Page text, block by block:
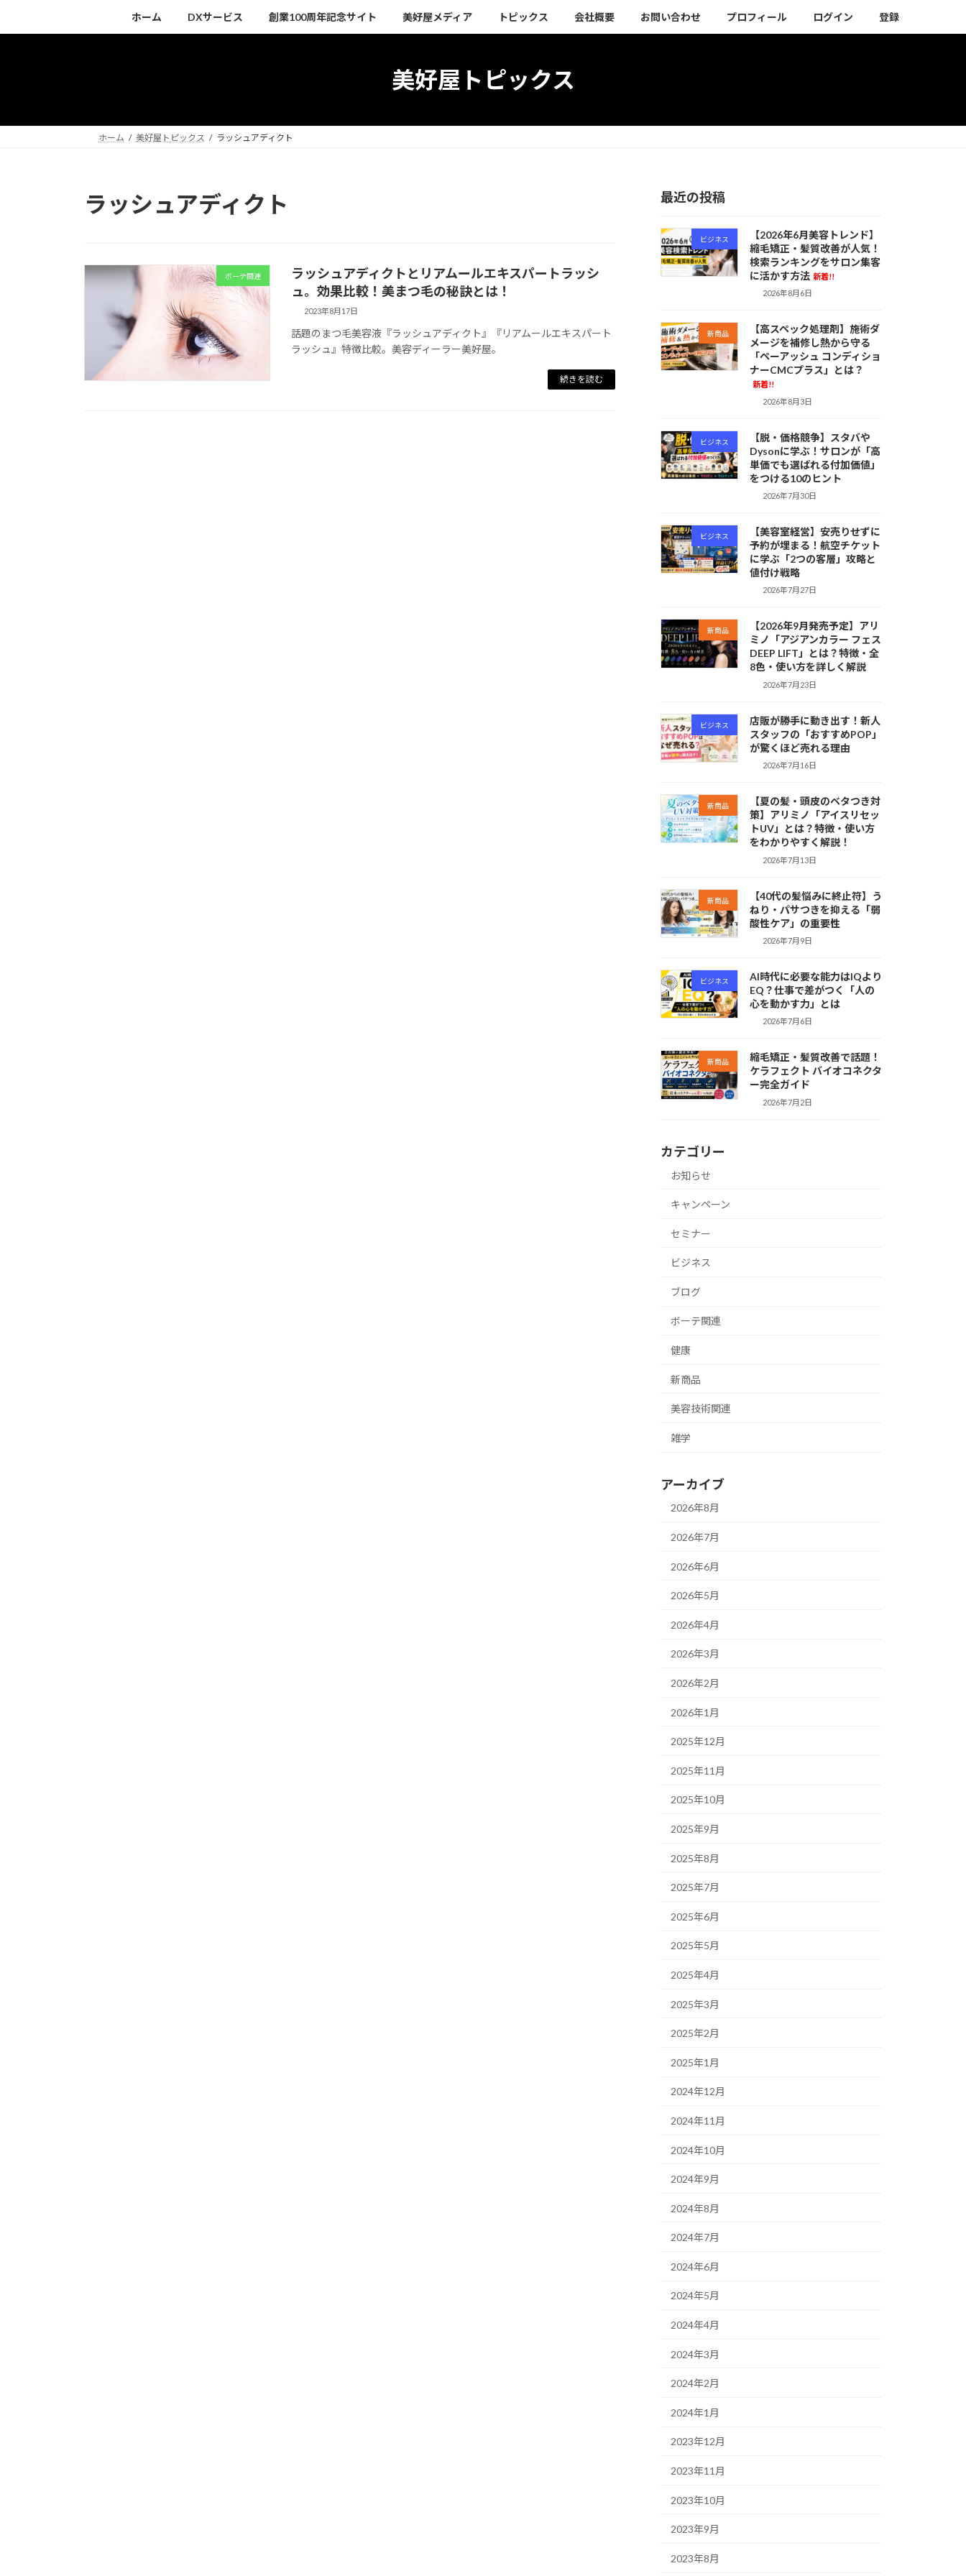
キ
に
ホーム DXサービス 創業100周年記念サイト 美好屋メディア トピックス 会社概要 お問い合わせ プロフィール ログイン 登録
美好屋トピックス
ホーム 美好屋トピックス ラッシュアディクト
ラッシュアディクト
ボーテ関連
ラッシュアディクトとリアムールエキスパートラッシ
ュ。効果比較！美まつ毛の秘訣とは！
2023年8月17日
話題のまつ毛美容液『ラッシュアディクト』『リアムールエキスパート
ラッシュ』特徴比較。美容ディーラー美好屋。
続きを読む
最近の投稿
ビジネス
【2026年6月美容トレンド】
縮毛矯正・髪質改善が人気！
検索ランキングをサロン集客
に活かす方法 新着!!
2026年8月6日
新商品
【高スペック処理剤】施術ダ
メージを補修し熱から守る
「ペーアッシュ コンディショ
ナーCMCプラス」とは？
新着!!
2026年8月3日
ビジネス
【脱・価格競争】スタバや
Dysonに学ぶ！サロンが「高
単価でも選ばれる付加価値」
をつける10のヒント
2026年7月30日
ビジネス
【美容室経営】安売りせずに
予約が埋まる！航空チケット
に学ぶ「2つの客層」攻略と
値付け戦略
2026年7月27日
新商品
【2026年9月発売予定】アリ
ミノ「アジアンカラー フェス
DEEP LIFT」とは？特徴・全
8色・使い方を詳しく解説
2026年7月23日
ビジネス
店販が勝手に動き出す！新人
スタッフの「おすすめPOP」
が驚くほど売れる理由
2026年7月16日
新商品
【夏の髪・頭皮のベタつき対
策】アリミノ「アイスリセッ
トUV」とは？特徴・使い方
をわかりやすく解説！
2026年7月13日
新商品
【40代の髪悩みに終止符】う
ねり・パサつきを抑える「弱
酸性ケア」の重要性
2026年7月9日
ビジネス
AI時代に必要な能力はIQより
EQ？仕事で差がつく「人の
心を動かす力」とは
2026年7月6日
新商品
縮毛矯正・髪質改善で話題！
ケラフェクト バイオコネクタ
ー完全ガイド
2026年7月2日
カテゴリー
お知らせ
キャンペーン
セミナー
ビジネス
ブログ
ボーテ関連
健康
新商品
美容技術関連
雑学
アーカイブ
2026年8月
2026年7月
2026年6月
2026年5月
2026年4月
2026年3月
2026年2月
2026年1月
2025年12月
2025年11月
2025年10月
2025年9月
2025年8月
2025年7月
2025年6月
2025年5月
2025年4月
2025年3月
2025年2月
2025年1月
2024年12月
2024年11月
2024年10月
2024年9月
2024年8月
2024年7月
2024年6月
2024年5月
2024年4月
2024年3月
2024年2月
2024年1月
2023年12月
2023年11月
2023年10月
2023年9月
2023年8月